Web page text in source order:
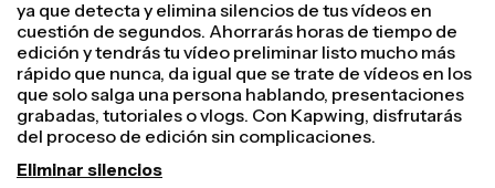
Reutiliza tus vídeos más rápido y dales un aspecto más
profesional con la opción para cambiar de tamaño el
lienzo. Con unos pocos clics, puedes tomar un vídeo y
ajustarlo hasta el tamaño adecuado para cualquier otra
plataforma, da igual que sea TikTok, YouTube,
Instagram, Twitter o LinkedIn.